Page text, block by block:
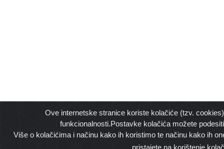
Ove internetske stranice koriste kolačiće (tzv.
funkcionalnosti.Postavke kolačića možete
Više o kolačićima i načinu kako ih koristimo te načinu kako ih
pristajete na korištenje